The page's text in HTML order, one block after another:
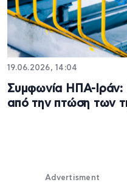
19.06.2026, 14:04
Συμφωνία ΗΠΑ-Ιράν:
από την πτώση των
Advertisment